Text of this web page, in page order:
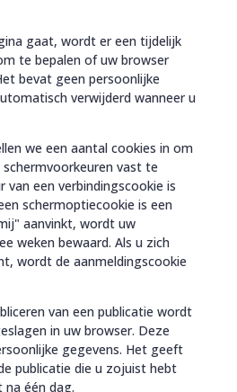
gaat, wordt er een tijdelijk
te bepalen of uw browser
bevat geen persoonlijke
verwijderd wanneer u
we een aantal cookies in om
vast te
van een verbindingscookie is
schermoptiecookie is een
aanvinkt, wordt uw
weken bewaard. Als u zich
wordt de aanmeldingscookie
van een publicatie wordt
in uw browser. Deze
gegevens. Het geeft
publicatie die u zojuist hebt
één dag.